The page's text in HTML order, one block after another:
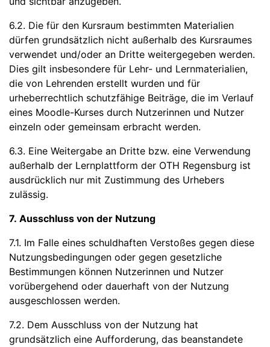
6.2. Die für den Kursraum bestimmten Materialien
dürfen grundsätzlich nicht außerhalb des Kursraumes
verwendet und/oder an Dritte weitergegeben werden.
Dies gilt insbesondere für Lehr- und Lernmaterialien,
die von Lehrenden erstellt wurden und für
urheberrechtlich schutzfähige Beiträge, die im Verlauf
eines Moodle-Kurses durch Nutzerinnen und Nutzer
einzeln oder gemeinsam erbracht werden.
6.3. Eine Weitergabe an Dritte bzw. eine Verwendung
außerhalb der Lernplattform der OTH Regensburg ist
ausdrücklich nur mit Zustimmung des Urhebers
zulässig.
7. Ausschluss von der Nutzung
7.1. Im Falle eines schuldhaften Verstoßes gegen diese
Nutzungsbedingungen oder gegen gesetzliche
Bestimmungen können Nutzerinnen und Nutzer
vorübergehend oder dauerhaft von der Nutzung
ausgeschlossen werden.
7.2. Dem Ausschluss von der Nutzung hat
grundsätzlich eine Aufforderung, das beanstandete